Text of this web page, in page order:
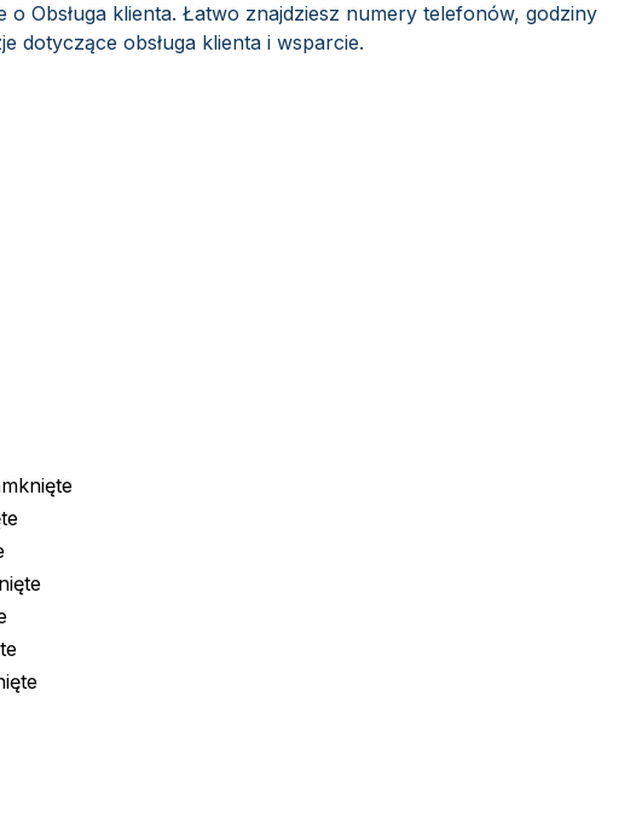
o Obsługa klienta. Łatwo znajdziesz numery telefonów, godziny
dotyczące obsługa klienta i wsparcie.